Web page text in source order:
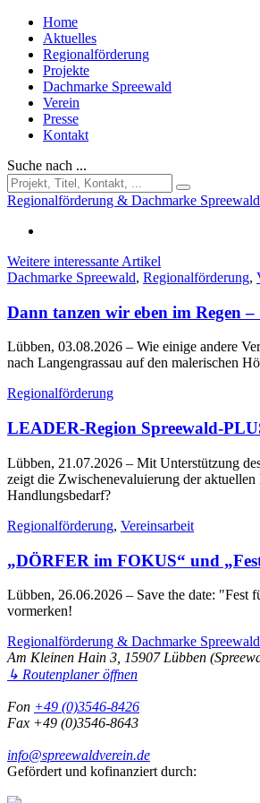
Home
Aktuelles
Regionalförderung
Projekte
Dachmarke Spreewald
Verein
Presse
Kontakt
Suche nach ...
Regionalförderung & Dachmarke Spreewald
Weitere interessante Artikel
Dachmarke Spreewald, Regionalförderung,
Dann tanzen wir eben im Regen
Lübben, 03.08.2026 – Wie einige andere
nach Langengrassau auf den malerischen
Regionalförderung
LEADER-Region Spreewald-
Lübben, 21.07.2026 – Mit Unterstützung
zeigt die Zwischenevaluierung der
Handlungsbedarf?
Regionalförderung, Vereinsarbeit
„DÖRFER im FOKUS“ und
Lübben, 26.06.2026 – Save the date: "Fest
vormerken!
Regionalförderung & Dachmarke Spreewald
Am Kleinen Hain 3, 15907 Lübben
↳ Routenplaner öffnen
Fon +49 (0)3546-8426
Fax +49 (0)3546-8643
info@spreewaldverein.de
Gefördert und kofinanziert durch: